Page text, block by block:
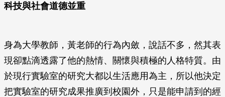
科技與社會道德並重
身為大學教師，黃老師的行為內斂，說話不多，然其表
現卻點滴透露了他的熱情、關懷與積極的人格特質。由
於現行實驗室的研究大都以生活應用為主，所以他決定
把實驗室的研究成果推廣到校園外，只是能申請到的經